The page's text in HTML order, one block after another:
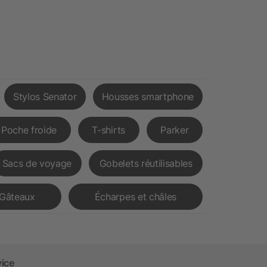
Stylos Senator Housses smartphone
Poche froide T-shirts Parker
Sacs de voyage Gobelets réutilisables
Écharpes et châles